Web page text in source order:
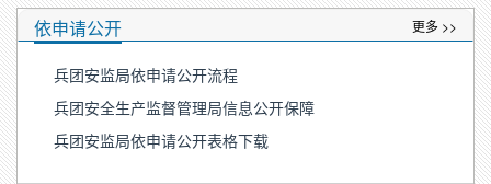
依申请公开 更多 >>
兵团安监局依申请公开流程
兵团安全生产监督管理局信息公开保障
兵团安监局依申请公开表格下载